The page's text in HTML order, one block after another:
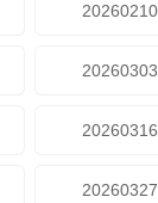
20260210
20260303
20260316
20260327